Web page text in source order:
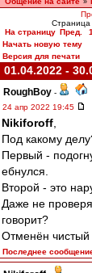
»
Страница
На страницу Пред. 1
Начать новую тему
Версия для печати
01.04.2022 -
RoughBoy -
24 апр 2022 19:45
Nikiforoff
Под какому
Первый -
ебнулся.
Второй - это
Даже не
говорит?
Отменён чистый
Последнее